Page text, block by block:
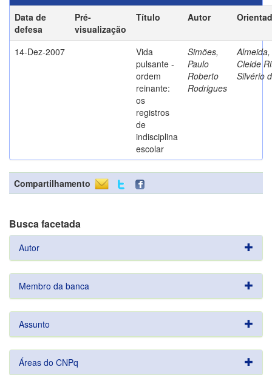
Data de
defesa
Pré-
visualização
Título Autor
14-Dez-2007
Vida
pulsante -
ordem
reinante:
os
registros
de
indisciplina
escolar
Simões,
Paulo
Roberto
Rodrigues
Almeida,
Cleide
Silvério
Compartilhamento
Busca facetada
Autor
Membro da banca
Assunto
Áreas do CNPq